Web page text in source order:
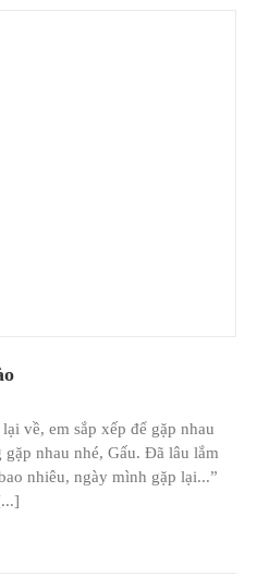
về, em sắp xếp để gặp nhau
nhau nhé, Gấu. Ðã lâu lắm
nhiêu, ngày mình gặp lại...”